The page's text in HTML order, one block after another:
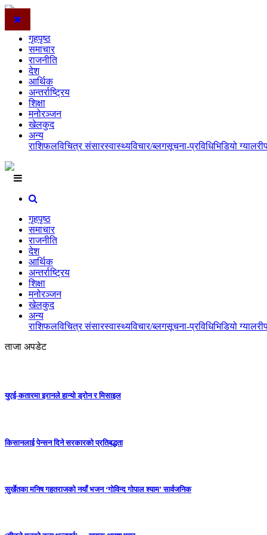
गृहपृष्ठ
समाचार
राजनीति
देश
आर्थिक
अन्तर्राष्ट्रिय
शिक्षा
मनोरञ्जन
खेलकुद
अन्य
राशिफलविचित्र संसारस्वास्थ्यविचार/ब्लगसूचना-प्रविधिभिडियो ग्यालरी
गृहपृष्ठ
समाचार
राजनीति
देश
आर्थिक
अन्तर्राष्ट्रिय
शिक्षा
मनोरञ्जन
खेलकुद
अन्य
राशिफलविचित्र संसारस्वास्थ्यविचार/ब्लगसूचना-प्रविधिभिडियो ग्यालरी
ताजा अपडेट
युएई-कतारमा इरानले हान्यो ड्रोन र मिसाइल
किसानलाई पेन्सन दिने सरकारको प्रतिबद्धता
सुर्खेतका मनिष गहतराजको नयाँ भजन ‘गोविन्द गोपाल श्याम’ सार्वजनिक